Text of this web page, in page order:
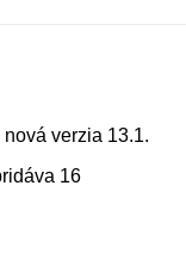
verzia 13.1.
16